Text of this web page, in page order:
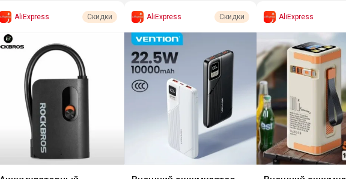
AliExpress Скидки AliExpress Скидки AliExpress